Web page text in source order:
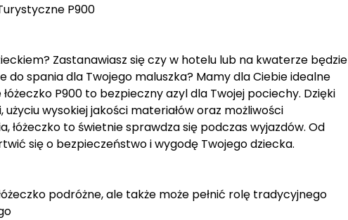
P900
Zastanawiasz się czy w hotelu lub na kwaterze będzie
do spania dla Twojego maluszka? Mamy dla Ciebie idealne
łóżeczko P900 to bezpieczny azyl dla Twojej pociechy. Dzięki
użyciu wysokiej jakości materiałów oraz możliwości
łóżeczko to świetnie sprawdza się podczas wyjazdów. Od
się o bezpieczeństwo i wygodę Twojego dziecka.
podróżne, ale także może pełnić rolę tradycyjnego